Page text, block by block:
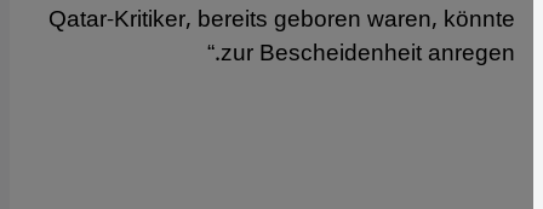
Qatar-Kritiker, bereits geboren waren, könnte
zur Bescheidenheit anregen.“